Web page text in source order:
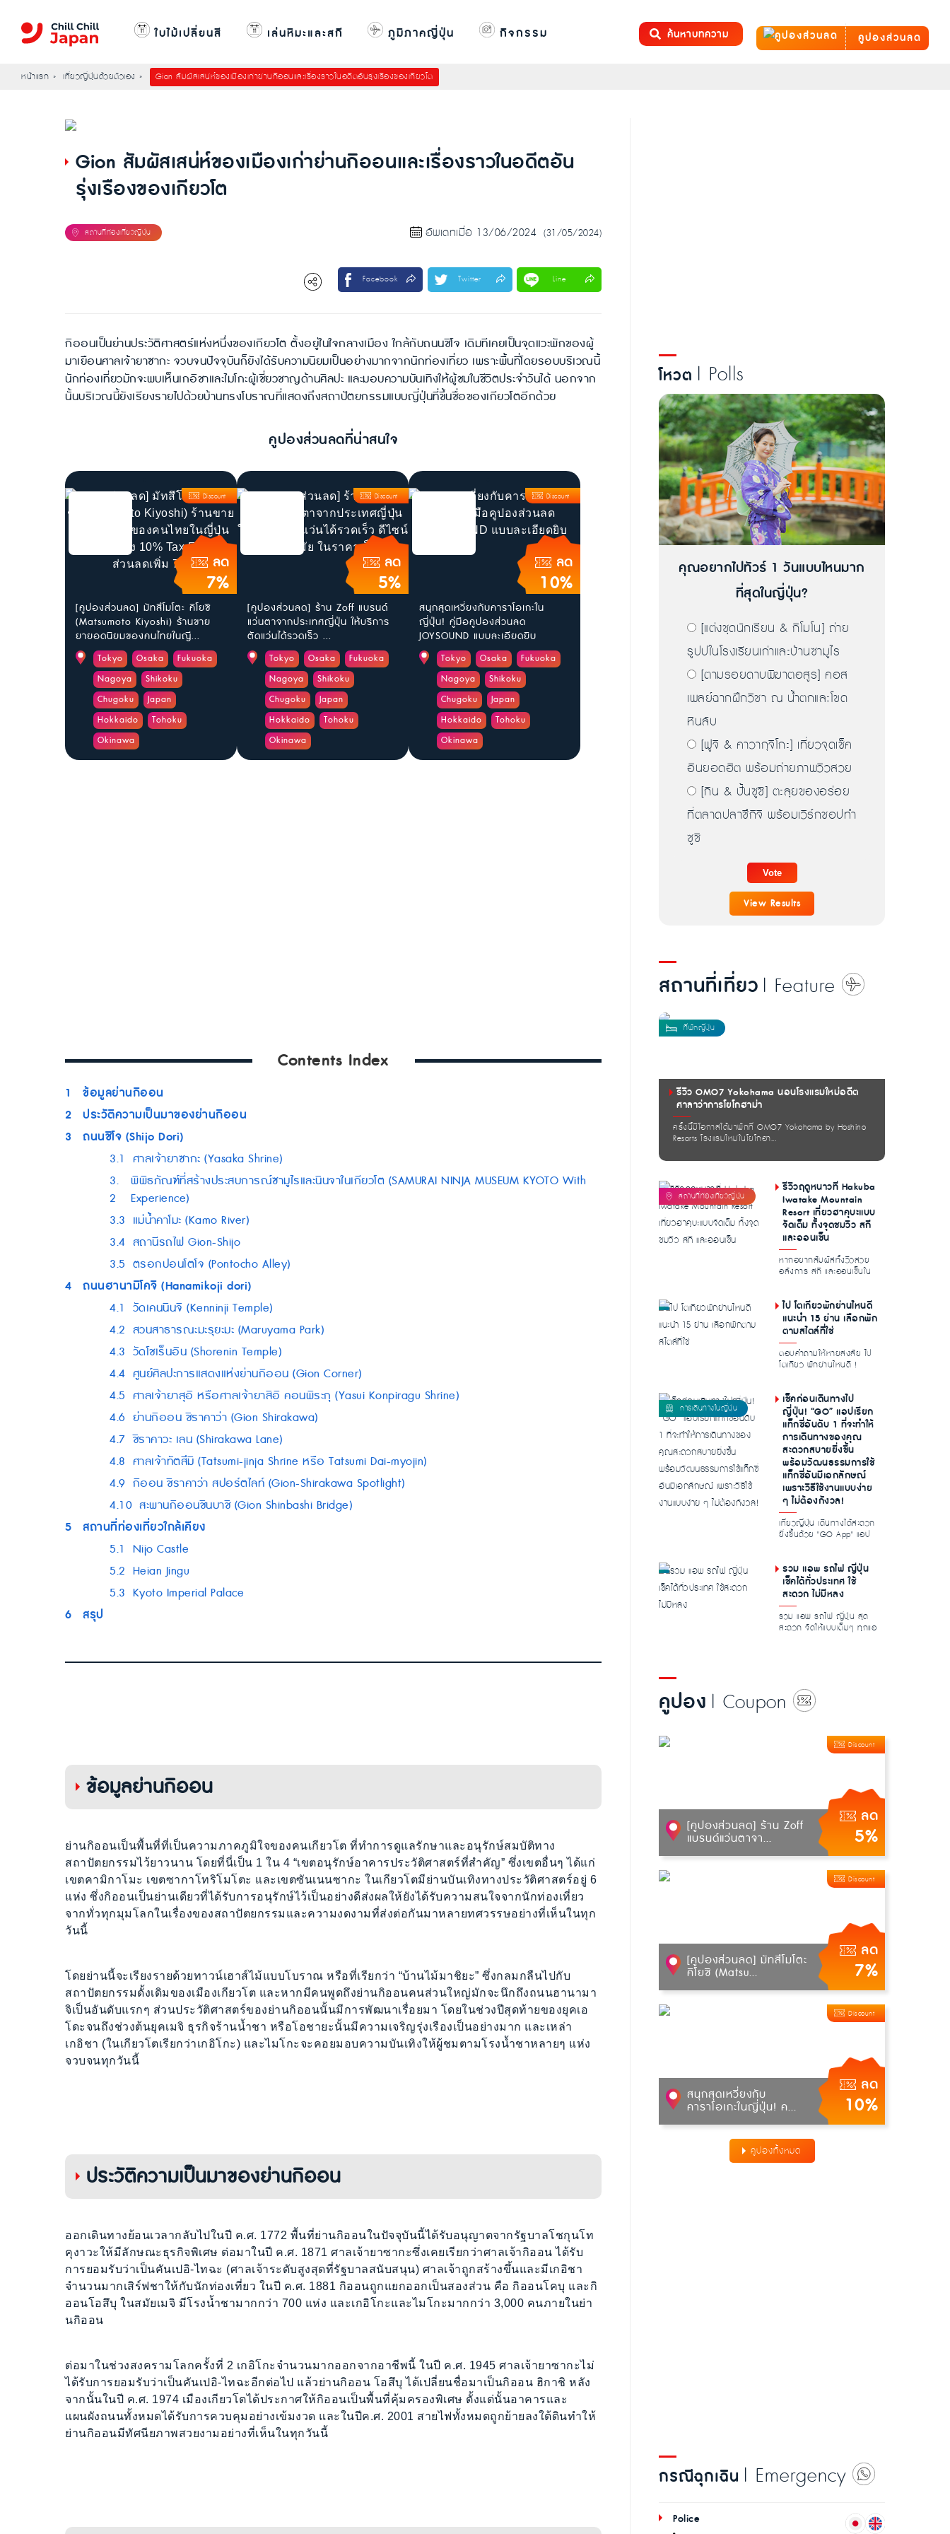
ใบไม้เปลี่ยนสี เล่นหิมะและสกี ภูมิภาคญี่ปุ่น กิจกรรม ค้นหาบทความ คูปองส่วนลด
หน้าแรก เที่ยวญี่ปุ่นด้วยตัวเอง Gion สัมผัสเสน่ห์ของเมืองเก่าย่านกิออนและเรื่องราวในอดีตอันรุ่งเรืองของเกียวโต
Gion สัมผัสเสน่ห์ของเมืองเก่าย่านกิออนและเรื่องราวในอดีตอัน
รุ่งเรืองของเกียวโต
อัพเดทเมื่อ 13/06/2024 (31/05/2024)
Facebook Twitter Line
กิออนเป็นย่านประวัติศาสตร์แห่งหนึ่งของเกียวโต ตั้งอยู่ในใจกลางเมือง ใกล้กับถนนชิโจ เดิมทีเคยเป็นจุดแวะพักของผู้
มาเยือนศาลเจ้ายาซากะ จวบจนปัจจุบันก็ยังได้รับความนิยมเป็นอย่างมากจากนักท่องเที่ยว เพราะพื้นที่โดยรอบบริเวณนี้
นักท่องเที่ยวมักจะพบเห็นเกอิชาและไมโกะผู้เชี่ยวชาญด้านศิลปะ และมอบความบันเทิงให้ผู้ชมในชีวิตประจำวันได้ นอกจาก
นั้นบริเวณนี้ยังเรียงรายไปด้วยบ้านทรงโบราณที่แสดงถึงสถาปัตยกรรมแบบญี่ปุ่นที่ขึ้นชื่อของเกียวโตอีกด้วย
คูปองส่วนลดที่น่าสนใจ
ลด
7%
Discount
[คูปองส่วนลด] มัทสึโมโตะ คิโยชิ
(Matsumoto Kiyoshi) ร้านขาย
ยายอดนิยมของคนไทยในญี...
Tokyo Osaka
Fukuoka
Nagoya
Shikoku
Chugoku
Japan
Hokkaido
Tohoku
Okinawa
ลด
5%
Discount
[คูปองส่วนลด] ร้าน Zoff แบรนด์
แว่นตาจากประเทศญี่ปุ่น ให้บริการ
ตัดแว่นได้รวดเร็ว ...
Tokyo Osaka
Fukuoka
Nagoya
Shikoku
Chugoku
Japan
Hokkaido
Tohoku
Okinawa
ลด
10%
Discount
สนุกสุดเหวี่ยงกับคาราโอเกะใน
ญี่ปุ่น! คู่มือคูปองส่วนลด
JOYSOUND แบบละเอียดยิบ
Tokyo Osaka
Fukuoka
Nagoya
Shikoku
Chugoku
Japan
Hokkaido
Tohoku
Okinawa
Contents Index
1
ข้อมูลย่านกิออน
2 ประวัติความเป็นมาของย่านกิออน
3
ถนนชิโจ (Shijo Dori)
3.1 ศาลเจ้ายาซากะ (Yasaka Shrine)
3.
2
พิพิธภัณฑ์ที่สร้างประสบการณ์ซามูไรและนินจาในเกียวโต (SAMURAI NINJA MUSEUM KYOTO With
Experience)
3.3 แม่น้ำคาโมะ (Kamo River)
3.4 สถานีรถไฟ Gion-Shijo
3.5 ตรอกปอนโตโจ (Pontocho Alley)
4 ถนนฮานามิโคจิ (Hanamikoji dori)
4.1 วัดเคนนินจิ (Kenninji Temple)
4.2 สวนสาธารณะมะรุยะมะ (Maruyama Park)
4.3 วัดโชเร็นอิน (Shorenin Temple)
4.4 ศูนย์ศิลปะการแสดงแห่งย่านกิออน (Gion Corner)
4.5 ศาลเจ้ายาสุอิ หรือศาลเจ้ายาสิอิ คอนพิระกุ (Yasui Konpiragu Shrine)
4.6 ย่านกิออน ชิราคาว่า (Gion Shirakawa)
4.7 ชิราคาวะ เลน (Shirakawa Lane)
4.8 ศาลเจ้าทัตสึมิ (Tatsumi-jinja Shrine หรือ Tatsumi Dai-myojin)
4.9 กิออน ชิราคาว่า สปอร์ตไลท์ (Gion-Shirakawa Spotlight)
4.10 สะพานกิออนชินบาชิ (Gion Shinbashi Bridge)
5 สถานที่ท่องเที่ยวใกล้เคียง
5.1 Nijo Castle
5.2 Heian Jingu
5.3 Kyoto Imperial Palace
6 สรุป
ข้อมูลย่านกิออน
ย่านกิออนเป็นพื้นที่ที่เป็นความภาคภูมิใจของคนเกียวโต ที่ทำการดูแลรักษาและอนุรักษ์สมบัติทาง
สถาปัตยกรรมไว้ยาวนาน โดยที่นี่เป็น 1 ใน 4 “เขตอนุรักษ์อาคารประวัติศาสตร์ที่สำคัญ” ซึ่งเขตอื่นๆ ได้แก่
เขตคามิกาโมะ เขตซากาโทริโมโตะ และเขตซันเนนซากะ ในเกียวโตมีย่านบันเทิงทางประวัติศาสตร์อยู่ 6
แห่ง ซึ่งกิออนเป็นย่านเดียวที่ได้รับการอนุรักษ์ไว้เป็นอย่างดีส่งผลให้ยังได้รับความสนใจจากนักท่องเที่ยว
จากทั่วทุกมุมโลกในเรื่องของสถาปัตยกรรมและความงดงามที่ส่งต่อกันมาหลายทศวรรษอย่างที่เห็นในทุก
วันนี้
โดยย่านนี้จะเรียงรายด้วยทาวน์เฮาส์ไม้แบบโบราณ หรือที่เรียกว่า “บ้านไม้มาชิยะ” ซึ่งกลมกลืนไปกับ
สถาปัตยกรรมดั้งเดิมของเมืองเกียวโต และหากมีคนพูดถึงย่านกิออนคนส่วนใหญ่มักจะนึกถึงถนนฮานามา
จิเป็นอันดับแรกๆ ส่วนประวัติศาสตร์ของย่านกิออนนั้นมีการพัฒนาเรื่อยมา โดยในช่วงปีสุดท้ายของยุคเอ
โดะจนถึงช่วงต้นยุคเมจิ ธุรกิจร้านน้ำชา หรือโอชายะนั้นมีความเจริญรุ่งเรืองเป็นอย่างมาก และเหล่า
เกอิชา (ในเกียวโตเรียกว่าเกอิโกะ) และไมโกะจะคอยมอบความบันเทิงให้ผู้ชมตามโรงน้ำชาหลายๆ แห่ง
จวบจนทุกวันนี้
ประวัติความเป็นมาของย่านกิออน
ออกเดินทางย้อนเวลากลับไปในปี ค.ศ. 1772 พื้นที่ย่านกิออนในปัจจุบันนี้ได้รับอนุญาตจากรัฐบาลโชกุนโท
คุงาวะให้มีลักษณะธุรกิจพิเศษ ต่อมาในปี ค.ศ. 1871 ศาลเจ้ายาซากะซึ่งเคยเรียกว่าศาลเจ้ากิออน ได้รับ
การยอมรับว่าเป็นคันเปอิ-ไทฉะ (ศาลเจ้าระดับสูงสุดที่รัฐบาลสนับสนุน) ศาลเจ้าถูกสร้างขึ้นและมีเกอิชา
จำนวนมากเสิร์ฟชาให้กับนักท่องเที่ยว ในปี ค.ศ. 1881 กิออนถูกแยกออกเป็นสองส่วน คือ กิออนโคบุ และกิ
ออนโอสึบุ ในสมัยเมจิ มีโรงน้ำชามากกว่า 700 แห่ง และเกอิโกะและไมโกะมากกว่า 3,000 คนภายในย่า
นกิออน
ต่อมาในช่วงสงครามโลกครั้งที่ 2 เกอิโกะจำนวนมากออกจากอาชีพนี้ ในปี ค.ศ. 1945 ศาลเจ้ายาซากะไม่
ได้รับการยอมรับว่าเป็นคันเปอิ-ไทฉะอีกต่อไป แล้วย่านกิออน โอสึบุ ได้เปลี่ยนชื่อมาเป็นกิออน ฮิกาชิ หลัง
จากนั้นในปี ค.ศ. 1974 เมืองเกียวโตได้ประกาศให้กิออนเป็นพื้นที่คุ้มครองพิเศษ ตั้งแต่นั้นอาคารและ
แผนผังถนนทั้งหมดได้รับการควบคุมอย่างเข้มงวด และในปีค.ศ. 2001 สายไฟทั้งหมดถูกย้ายลงใต้ดินทำให้
ย่านกิออนมีทัศนียภาพสวยงามอย่างที่เห็นในทุกวันนี้
โหวต | Polls
คุณอยากไปทัวร์ 1 วันแบบไหนมาก
ที่สุดในญี่ปุ่น?
[แต่งชุดนักเรียน & กิโมโน] ถ่าย
รูปปในโรงเรียนเก่าและบ้านซามูไร
[ตามรอยดาบพิฆาตอสูร] คอส
เพลย์ฉากฝึกวิชา ณ น้ำตกและโขด
หินลับ
[ฟูจิ & คาวากุจิโกะ] เที่ยวจุดเช็ค
อินยอดฮิต พร้อมถ่ายภาพวิวสวย
[กิน & ปั้นซูชิ] ตะลุยของอร่อย
ที่ตลาดปลาซึกิจิ พร้อมเวิร์กชอปทำ
ซูชิ
View Results
สถานที่เที่ยว | Feature
รีวิว OMO7 Yokohama นอนโรงแรมใหม่อดีต
ศาลาว่าการโยโกฮาม่า
ครั้งนี้มีโอกาสได้มาพักที่ OMO7 Yokohama by Hoshino
Resorts โรงแรมใหม่ในโยโกฮา...
รีวิวฤดูหนาวที่ Hakuba
Iwatake Mountain
Resort เที่ยวฮาคุบะแบบ
จัดเต็ม ทั้งจุดชมวิว สกี
และออนเซ็น
หากอยากสัมผัสทั้งวิวสวย
อลังการ สกี และออนเซ็นใน
ไป โตเกียวพักย่านไหนดี
แนะนำ 15 ย่าน เลือกพัก
ตามสไตล์ที่ใช่
ตอบคำถามให้หายสงสัย ไป
โตเกียว พักย่านไหนดี !
เช็คก่อนเดินทางไป
ญี่ปุ่น! “GO” แอปเรียก
แท็กซี่อันดับ 1 ที่จะทำให้
การเดินทางของคุณ
สะดวกสบายยิ่งขึ้น
พร้อมวัฒนธรรมการใช้
แท็กซี่อันมีเอกลักษณ์
เพราะวิธีใช้งานแบบง่าย
ๆ ไม่ต้องกังวล!
เที่ยวญี่ปุ่น เดินทางได้สะดวก
ยิ่งขึ้นด้วย "GO App" แอป
รวม แอพ รถไฟ ญี่ปุ่น
เช็คได้ทั่วประเทศ ใช้
สะดวก ไม่มีหลง
รวม แอพ รถไฟ ญี่ปุ่น สุด
สะดวก จัดให้แบบเต็มๆ ทุกแอ
คูปอง | Coupon
ลด
5%
Discount
[คูปองส่วนลด] ร้าน Zoff
แบรนด์แว่นตาจา...
ลด
7%
Discount
[คูปองส่วนลด] มัทสึโมโตะ
คิโยชิ (Matsu...
ลด
10%
Discount
สนุกสุดเหวี่ยงกับ
คาราโอเกะในญี่ปุ่น! ค...
คูปองทั้งหมด
กรณีฉุกเฉิน | Emergency
Police